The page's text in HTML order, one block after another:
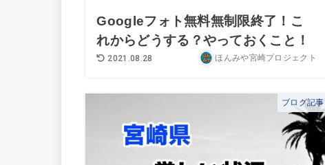
Googleフォト無料無制限終了！こ
れからどうする？やっておくこと！
2021.08.28 ほんみや宮崎プロジェクト
ブログ記事